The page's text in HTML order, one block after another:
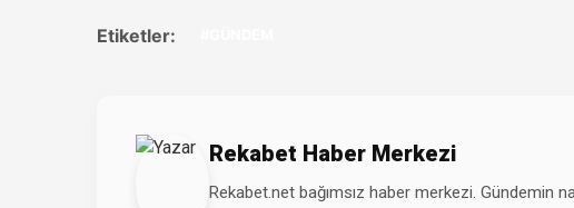
Etiketler:
Rekabet Haber Merkezi
Rekabet.net bağımsız haber merkezi. Gündemin